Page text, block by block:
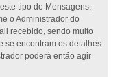
tipo de Mensagens,
o Administrador do
recebido, sendo muito
se encontram os detalhes
poderá então agir